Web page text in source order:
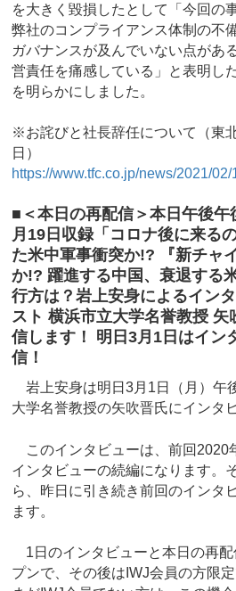
を大きく毀損したとして「今回の
弊社のコンプライアンス体制の不
ガバナンスが及んでいない点があ
営責任を痛感している」と表明し
を明らかにしました。
※お詫びと社長辞任について（東
日）
https://www.tfc.co.jp/news/2021/02/
■＜本日の再配信＞本日午後午
月19日収録「コロナ後に来る
た米中軍事衝突か!? 『新チャ
か!? 躍進する中国、衰退する
行方は？岩上安身によるイン
スト 横浜市立大学名誉教授 矢
信します！ 明日3月1日はイン
信！
岩上安身は明日3月1日（月）午
大学名誉教授の矢吹晋氏にインタ
このインタビューは、前回2020
インタビューの続編になります。
ら、昨日に引き続き前回のインタ
ます。
1日のインタビューと本日の再配
プンで、その後はIWJ会員の方限